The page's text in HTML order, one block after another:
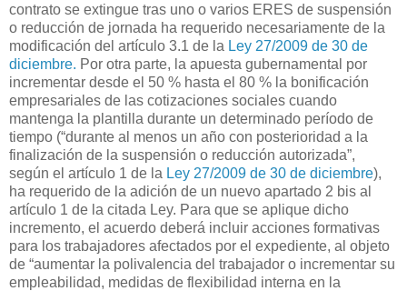
contrato se extingue tras uno o varios ERES de suspensión
o reducción de jornada ha requerido necesariamente de la
modificación del artículo 3.1 de la Ley 27/2009 de 30 de
diciembre. Por otra parte, la apuesta gubernamental por
incrementar desde el 50 % hasta el 80 % la bonificación
empresariales de las cotizaciones sociales cuando
mantenga la plantilla durante un determinado período de
tiempo (“durante al menos un año con posterioridad a la
finalización de la suspensión o reducción autorizada”,
según el artículo 1 de la Ley 27/2009 de 30 de diciembre),
ha requerido de la adición de un nuevo apartado 2 bis al
artículo 1 de la citada Ley. Para que se aplique dicho
incremento, el acuerdo deberá incluir acciones formativas
para los trabajadores afectados por el expediente, al objeto
de “aumentar la polivalencia del trabajador o incrementar su
empleabilidad, medidas de flexibilidad interna en la